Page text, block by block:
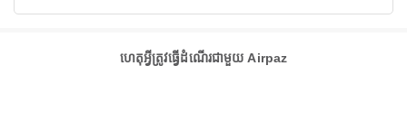
ហេតុអ្វីត្រូវធ្វើដំណើរជាមួយ Airpaz